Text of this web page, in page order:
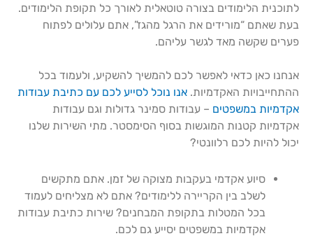
לתוכנית הלימודים בצורה טוטאלית לאורך כל תקופת הלימודים.
בעת שאתם “מורידים את הרגל מהגז”, אתם עלולים לפתוח
פערים שקשה מאד לגשר עליהם.
אנחנו כאן כדאי לאפשר לכם להמשיך להשקיע, ולעמוד בכל
ההתחייבויות האקדמיות. אנו נוכל לסייע לכם עם כתיבת עבודות
אקדמיות במשפטים – עבודות סמינר גדולות וגם עבודות
אקדמיות קטנות המוגשות בסוף הסימסטר. מתי השירות שלנו
יכול להיות לכם רלוונטי?
סיוע אקדמי בעקבות מצוקה של זמן. אתם מתקשים
לשלב בין הקריירה ללימודים? אתם לא מצליחים לעמוד
בכל המטלות בתקופת המבחנים? שירות כתיבת עבודות
אקדמיות במשפטים יסייע גם לכם.